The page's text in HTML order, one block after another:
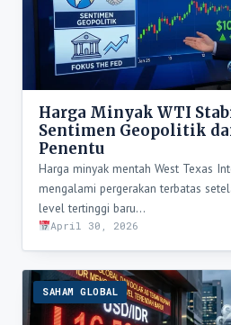
Harga Minyak WTI
Sentimen Geopolitik
Penentu
Harga minyak mentah West Texas
mengalami pergerakan terbatas
level tertinggi baru…
April 30, 2026
SAHAM GLOBAL